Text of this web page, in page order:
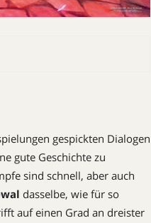
gespickten Dialogen
gute ­Geschichte zu
sind schnell, aber auch
dasselbe, wie für so
auf einen Grad an dreister